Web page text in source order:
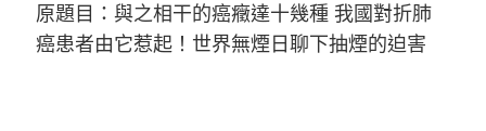
原題目：與之相干的癌癥達十幾種 我國對折肺
癌患者由它惹起！世界無煙日聊下抽煙的迫害